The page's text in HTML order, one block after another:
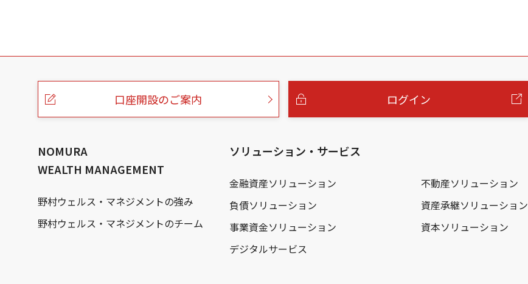
こ
口座開設のご案内 ログイン
NOMURA
WEALTH MANAGEMENT
野村ウェルス・マネジメントの強み
野村ウェルス・マネジメントのチーム
ソリューション・サービス
金融資産ソリューション 不動産ソリューション
負債ソリューション
資産承継ソリューション
事業資金ソリューション
資本ソリューション
デジタルサービス